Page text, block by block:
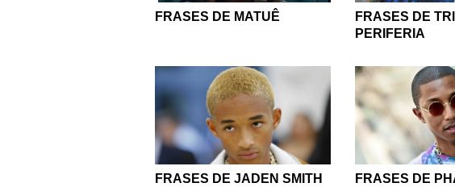
FRASES DE MATUÊ
FRASES DE
PERIFERIA
FRASES DE JADEN SMITH
FRASES DE